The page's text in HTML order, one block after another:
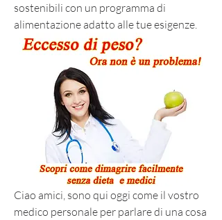
sostenibili con un programma di
alimentazione adatto alle tue esigenze.
Ciao amici, sono qui oggi come il vostro
medico personale per parlare di una cosa